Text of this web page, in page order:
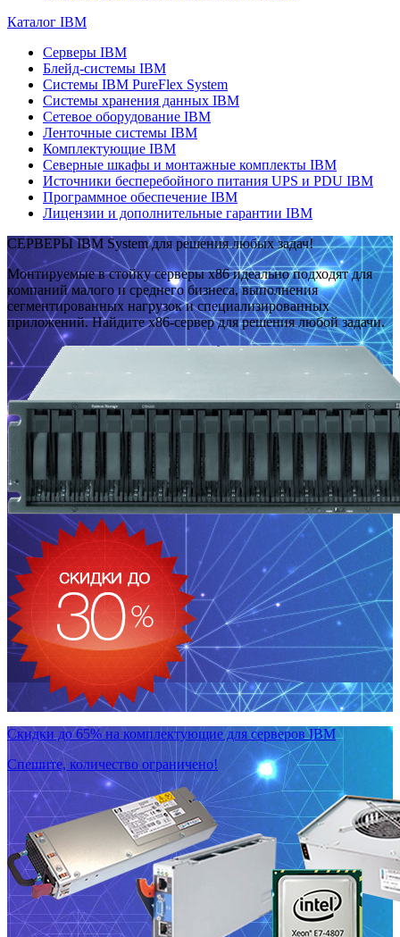
Каталог IBM
Серверы IBM
Блейд-системы IBM
Системы IBM PureFlex System
Системы хранения данных IBM
Сетевое оборудование IBM
Ленточные системы IBM
Комплектующие IBM
Северные шкафы и монтажные комплекты IBM
Источники бесперебойного питания UPS и PDU IBM
Программное обеспечение IBM
Лицензии и дополнительные гарантии IBM
СЕРВЕРЫ IBM System для решения любых задач!
Монтируемые в стойку серверы x86 идеально подходят для
компаний малого и среднего бизнеса, выполнения
сегментированных нагрузок и специализированных
приложений. Найдите x86-сервер для решения любой задачи.
Скидки до 65% на комплектующие для серверов IBM
Спешите, количество ограничено!